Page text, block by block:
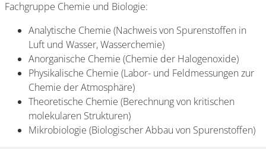
Fachgruppe Chemie und Biologie:
Analytische Chemie (Nachweis von Spurenstoffen in
Luft und Wasser, Wasserchemie)
Anorganische Chemie (Chemie der Halogenoxide)
Physikalische Chemie (Labor- und Feldmessungen zur
Chemie der Atmosphäre)
Theoretische Chemie (Berechnung von kritischen
molekularen Strukturen)
Mikrobiologie (Biologischer Abbau von Spurenstoffen)